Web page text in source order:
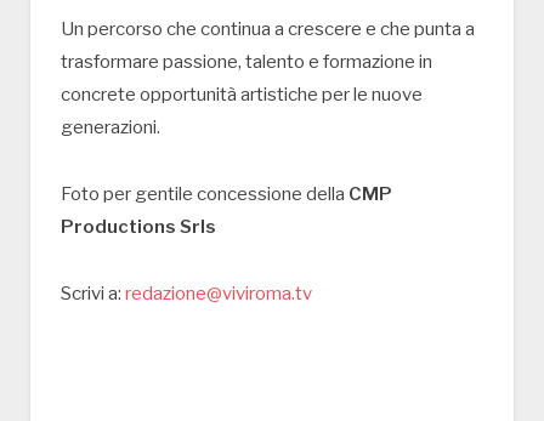
Un percorso che continua a crescere e che punta a
trasformare passione, talento e formazione in
concrete opportunità artistiche per le nuove
generazioni.
Foto per gentile concessione della CMP
Productions Srls
Scrivi a: redazione@viviroma.tv